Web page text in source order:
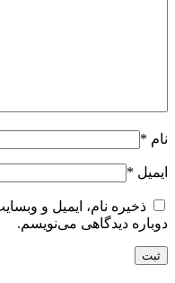
نام *
ایمیل *
ذخیره نام، ایمیل و
دوباره دیدگاهی می‌نویسم.